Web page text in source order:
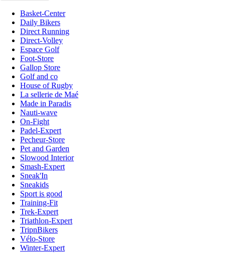
Basket-Center
Daily Bikers
Direct Running
Direct-Volley
Espace Golf
Foot-Store
Gallop Store
Golf and co
House of Rugby
La sellerie de Maé
Made in Paradis
Nauti-wave
On-Fight
Padel-Expert
Pecheur-Store
Pet and Garden
Slowood Interior
Smash-Expert
Sneak'In
Sneakids
Sport is good
Training-Fit
Trek-Expert
Triathlon-Expert
TripnBikers
Vélo-Store
Winter-Expert